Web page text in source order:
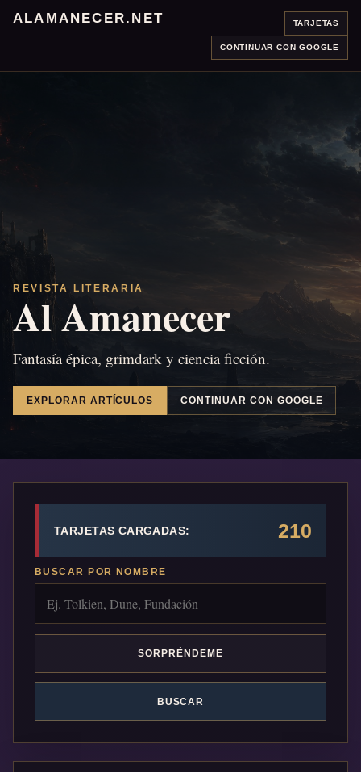
ALAMANECER.NET TARJETAS
CONTINUAR CON GOOGLE
REVISTA LITERARIA
Al Amanecer
Fantasía épica, grimdark y ciencia ficción.
EXPLORAR ARTÍCULOS CONTINUAR CON GOOGLE
TARJETAS CARGADAS: 210
BUSCAR POR NOMBRE
SORPRÉNDEME
BUSCAR